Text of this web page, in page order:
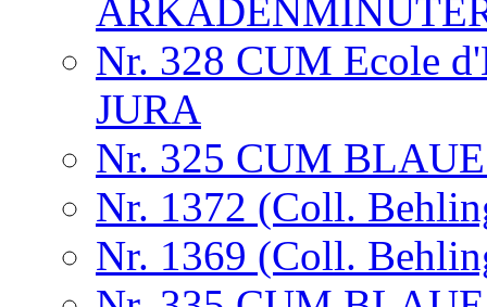
Nr. 328 CUM Ecole
JURA
Nr. 325 CUM
Nr. 1372 (Coll.
Nr. 1369 (Coll.